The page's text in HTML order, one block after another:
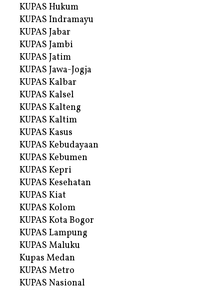
KUPAS Hukum
KUPAS Indramayu
KUPAS Jabar
KUPAS Jambi
KUPAS Jatim
KUPAS Jawa-Jogja
KUPAS Kalbar
KUPAS Kalsel
KUPAS Kalteng
KUPAS Kaltim
KUPAS Kasus
KUPAS Kebudayaan
KUPAS Kebumen
KUPAS Kepri
KUPAS Kesehatan
KUPAS Kiat
KUPAS Kolom
KUPAS Kota Bogor
KUPAS Lampung
KUPAS Maluku
Kupas Medan
KUPAS Metro
KUPAS Nasional